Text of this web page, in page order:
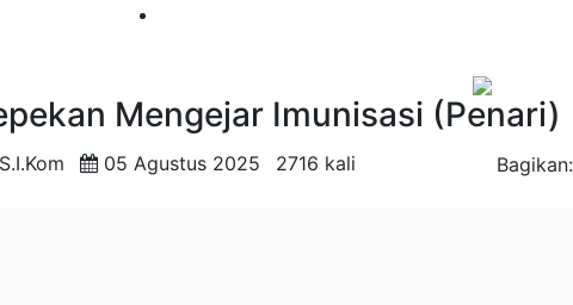
Mengejar Imunisasi (Penari)
05 Agustus 2025
2716 kali
Bagikan: